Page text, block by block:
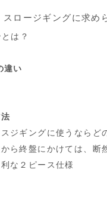
ロージギングに求め
は？
違い
ジギングに使うならど
ら終盤にかけては、断
な２ピース仕様